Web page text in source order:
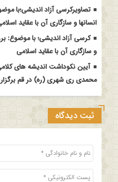
تصاویرکرسی آزاد اندیشی؛با
انسانها و سازگاری آن با عقاید
کرسی آزاد اندیشی؛ با موضوع:
و سازگاری آن با عقاید اسلامی
آیین نکوداشت اندیشه های
محمدی ری شهری (ره) در قم
ثبت دیدگاه